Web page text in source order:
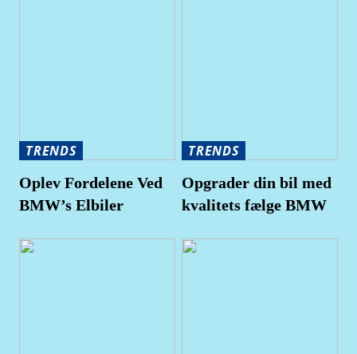
TRENDS
Oplev Fordelene Ved
BMW’s Elbiler
TRENDS
Opgrader din bil med
kvalitets fælge BMW